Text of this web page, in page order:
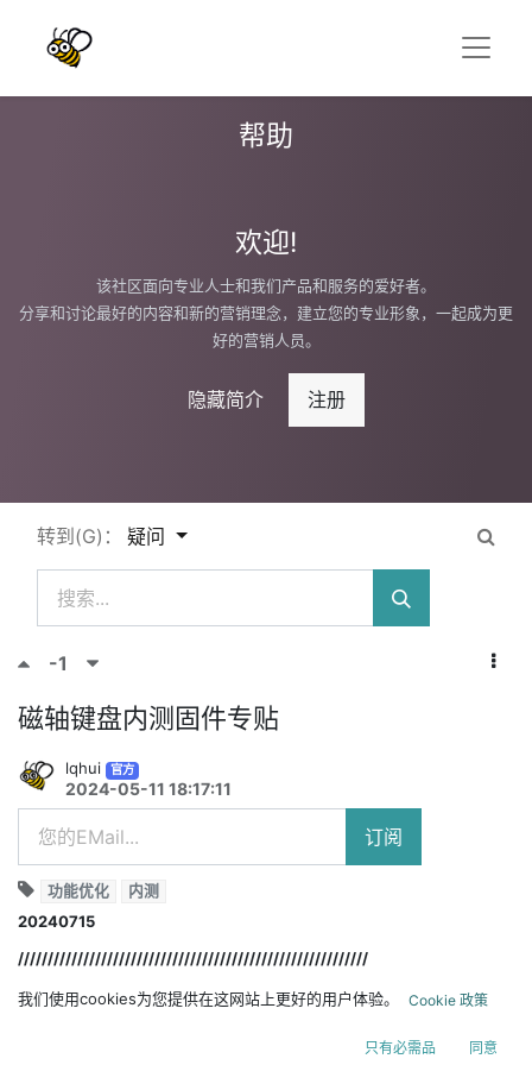
帮助
欢迎!
该社区面向专业人士和我们产品和服务的爱好者。
分享和讨论最好的内容和新的营销理念，建立您的专业形象，一起成为更
好的营销人员。
隐藏简介 注册
转到(G)： 疑问
-1
磁轴键盘内测固件专贴
lqhui 官方
2024-05-11 18:17:11
订阅
功能优化 内测
20240715
///////////////////////////////////////////////////////////
MADE68
我们使用cookies为您提供在这网站上更好的用户体验。 Cookie 政策
只有必需品 同意